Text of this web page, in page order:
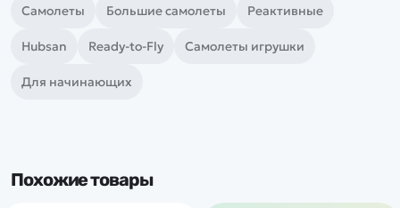
Самолеты Большие самолеты Реактивные
Hubsan Ready-to-Fly Самолеты игрушки
Для начинающих
Похожие товары